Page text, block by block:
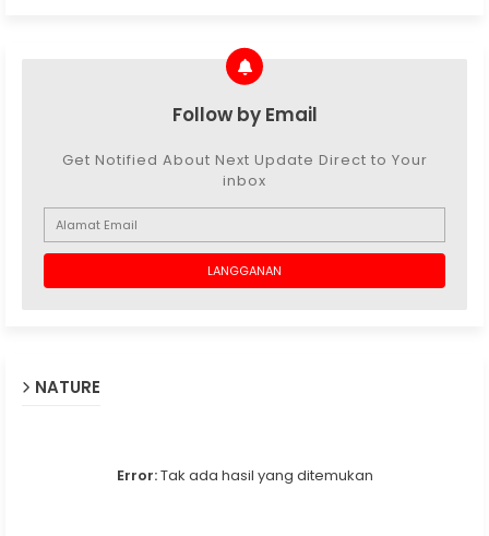
Follow by Email
Get Notified About Next Update Direct to Your
inbox
NATURE
Error:Tak ada hasil yang ditemukan